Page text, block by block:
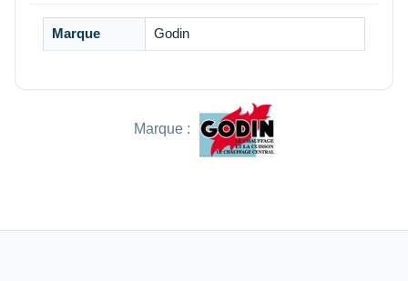
Marque Godin
Marque :